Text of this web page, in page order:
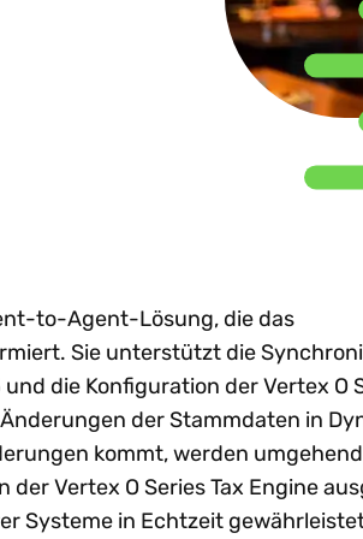
Steuertrends
Technologie-
treiben
in ganz
to-Agent-Lösung, die das
Sie unterstützt die
die Konfiguration der Vertex O
der Stammdaten in
kommt, werden umgehend
Vertex O Series Tax Engine
Systeme in Echtzeit